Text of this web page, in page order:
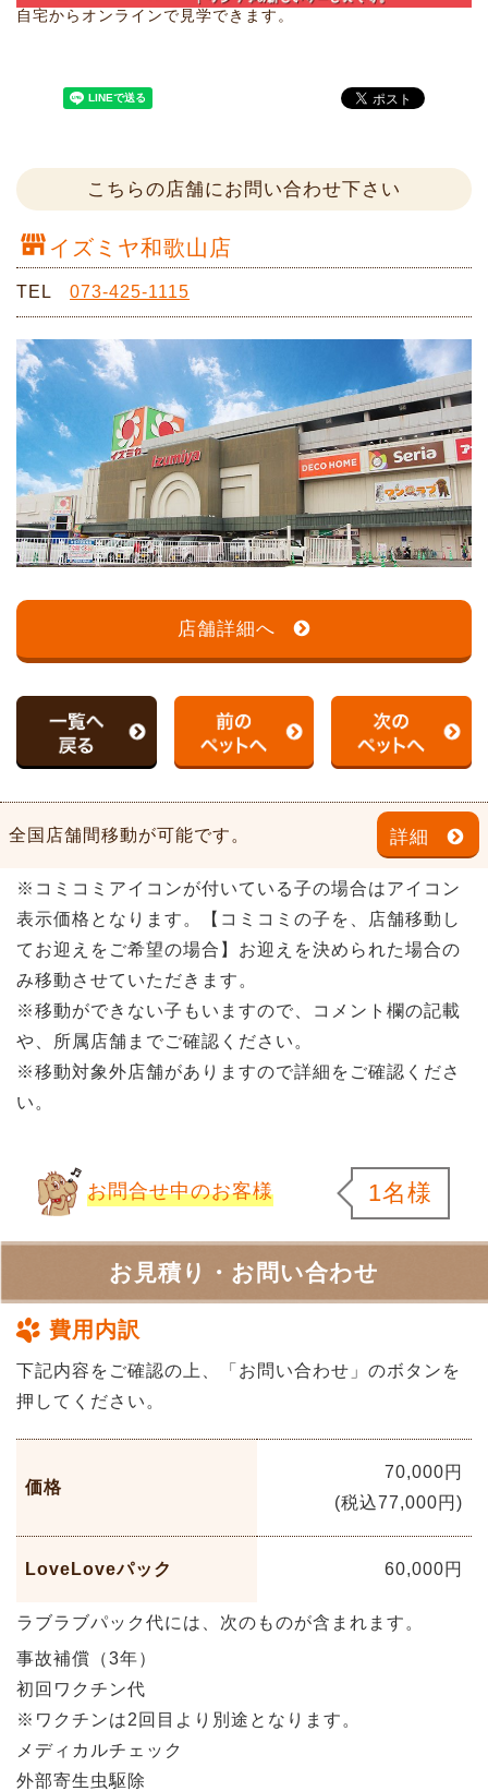
自宅からオンラインで見学できます。
こちらの店舗にお問い合わせ下さい
イズミヤ和歌山店
TEL 073-425-1115
店舗詳細へ
全国店舗間移動が可能です。 詳細
※コミコミアイコンが付いている子の場合はアイコン
表示価格となります。【コミコミの子を、店舗移動し
てお迎えをご希望の場合】お迎えを決められた場合の
み移動させていただきます。
※移動ができない子もいますので、コメント欄の記載
や、所属店舗までご確認ください。
※移動対象外店舗がありますので詳細をご確認くださ
い。
お問合せ中のお客様 1名様
お見積り・お問い合わせ
費用内訳
下記内容をご確認の上、「お問い合わせ」のボタンを
押してください。
価格
70,000円
(税込77,000円)
LoveLoveパック 60,000円
ラブラブパック代には、次のものが含まれます。
事故補償（3年）
初回ワクチン代
※ワクチンは2回目より別途となります。
メディカルチェック
外部寄生虫駆除